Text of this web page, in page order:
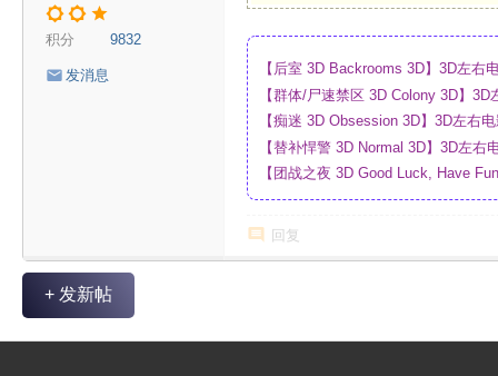
积分 9832
发消息
【后室 3D Backrooms 3D】3D左右
【群体/尸速禁区 3D Colony 3D】
_网盘
【痴迷 3D Obsession 3D】3D左右
【替补悍警 3D Normal 3D】3D左
【团战之夜 3D Good Luck, Have
回复
+ 发新帖